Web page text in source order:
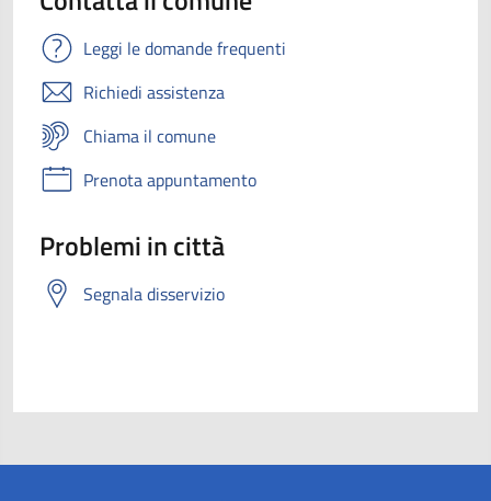
Leggi le domande frequenti
Richiedi assistenza
Chiama il comune
Prenota appuntamento
Problemi in città
Segnala disservizio